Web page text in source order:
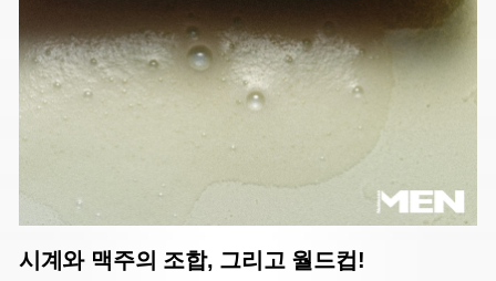
시계와 맥주의 조합, 그리고 월드컵!